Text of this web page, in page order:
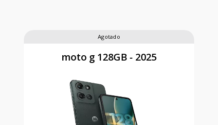
Agotado
moto g 128GB - 2025